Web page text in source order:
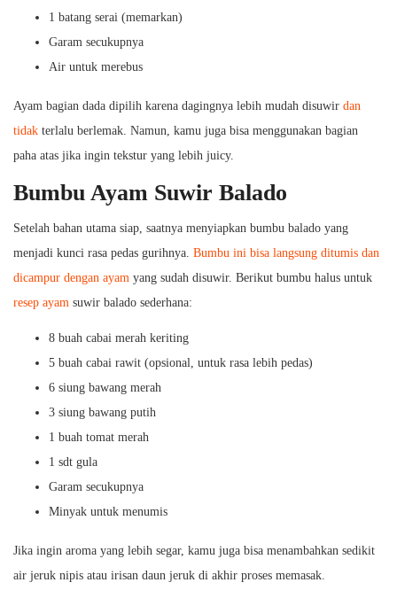
1 batang serai (memarkan)
Garam secukupnya
Air untuk merebus
Ayam bagian dada dipilih karena dagingnya lebih mudah disuwir dan
tidak terlalu berlemak. Namun, kamu juga bisa menggunakan bagian
paha atas jika ingin tekstur yang lebih juicy.
Bumbu Ayam Suwir Balado
Setelah bahan utama siap, saatnya menyiapkan bumbu balado yang
menjadi kunci rasa pedas gurihnya. Bumbu ini bisa langsung ditumis dan
dicampur dengan ayam yang sudah disuwir. Berikut bumbu halus untuk
resep ayam suwir balado sederhana:
8 buah cabai merah keriting
5 buah cabai rawit (opsional, untuk rasa lebih pedas)
6 siung bawang merah
3 siung bawang putih
1 buah tomat merah
1 sdt gula
Garam secukupnya
Minyak untuk menumis
Jika ingin aroma yang lebih segar, kamu juga bisa menambahkan sedikit
air jeruk nipis atau irisan daun jeruk di akhir proses memasak.